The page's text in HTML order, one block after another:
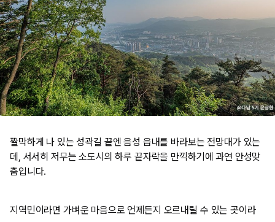
짤막하게 나 있는 성곽길 끝엔 음성 읍내를 바라보는 전망대가 있는
데, 서서히 저무는 소도시의 하루 끝자락을 만끽하기에 과연 안성맞
춤입니다.
지역민이라면 가벼운 마음으로 언제든지 오르내릴 수 있는 곳이라